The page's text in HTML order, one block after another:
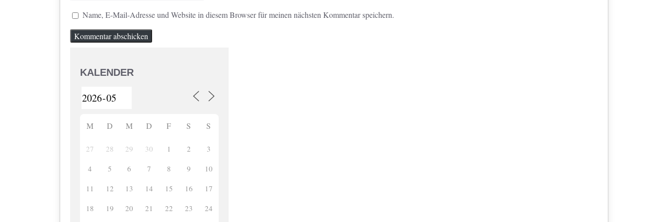
Name, E-Mail-Adresse und Website in diesem Browser für meinen nächsten Kommentar speichern.
KALENDER
M D M D F S S
27 28 29 30 1 2
3
4
5 6 7 8 9
10
11
12 13 14 15 16
17
18
19 20 21 22 23 24